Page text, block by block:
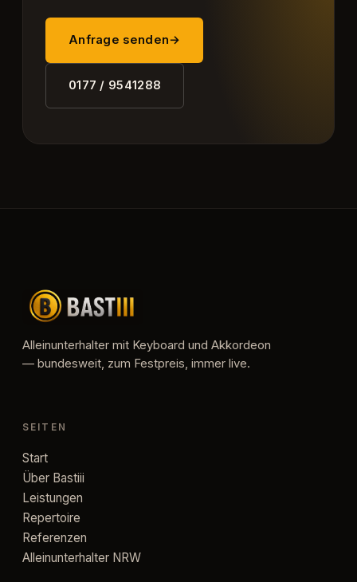
Anfrage senden→
0177 / 9541288
Alleinunterhalter mit Keyboard und Akkordeon
— bundesweit, zum Festpreis, immer live.
SEITEN
Start
Über Bastiii
Leistungen
Repertoire
Referenzen
Alleinunterhalter NRW